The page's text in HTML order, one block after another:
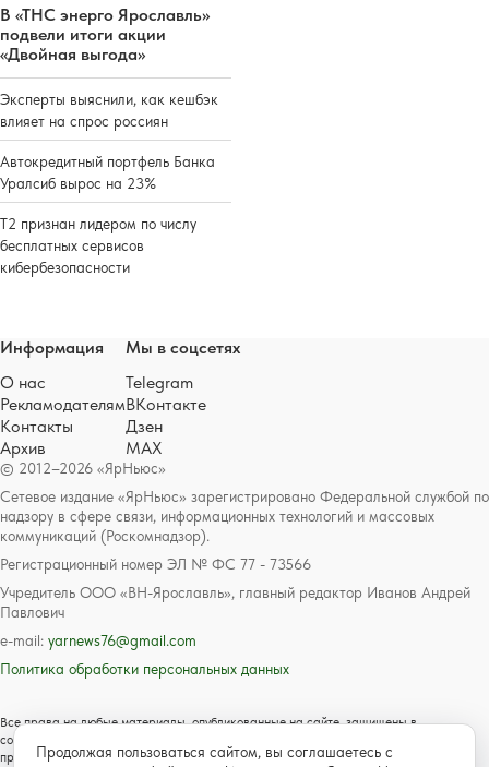
В «ТНС энерго Ярославль»
подвели итоги акции
«Двойная выгода»
Эксперты выяснили, как кешбэк
влияет на спрос россиян
Автокредитный портфель Банка
Уралсиб вырос на 23%
Т2 признан лидером по числу
бесплатных сервисов
кибербезопасности
© 2012–2026 «ЯрНьюс»
Сетевое издание «ЯрНьюс» зарегистрировано Федеральной службой по
надзору в сфере связи, информационных технологий и массовых
коммуникаций (Роскомнадзор).
Регистрационный номер ЭЛ № ФС 77 - 73566
Учредитель ООО «ВН-Ярославль», главный редактор Иванов Андрей
Павлович
e-mail: yarnews76@gmail.com
Политика обработки персональных данных
Все права на любые материалы, опубликованные на сайте, защищены в
соответствии с российским и международным законодательством об авторском
праве и смежных правах. Любое использование текстовых, фото, аудио и
Информация
О нас
Рекламодателям
Контакты
Архив
Мы в соцсетях
Telegram
ВКонтакте
Дзен
MAX
Продолжая пользоваться сайтом, вы соглашаетесь с